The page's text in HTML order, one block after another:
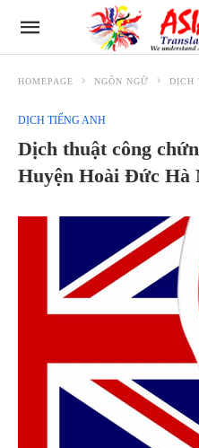
HOMEPAGE NGÔN NGỮ DỊCH
DỊCH TIẾNG ANH
Dịch thuật công
Huyện Hoài Đức Hà